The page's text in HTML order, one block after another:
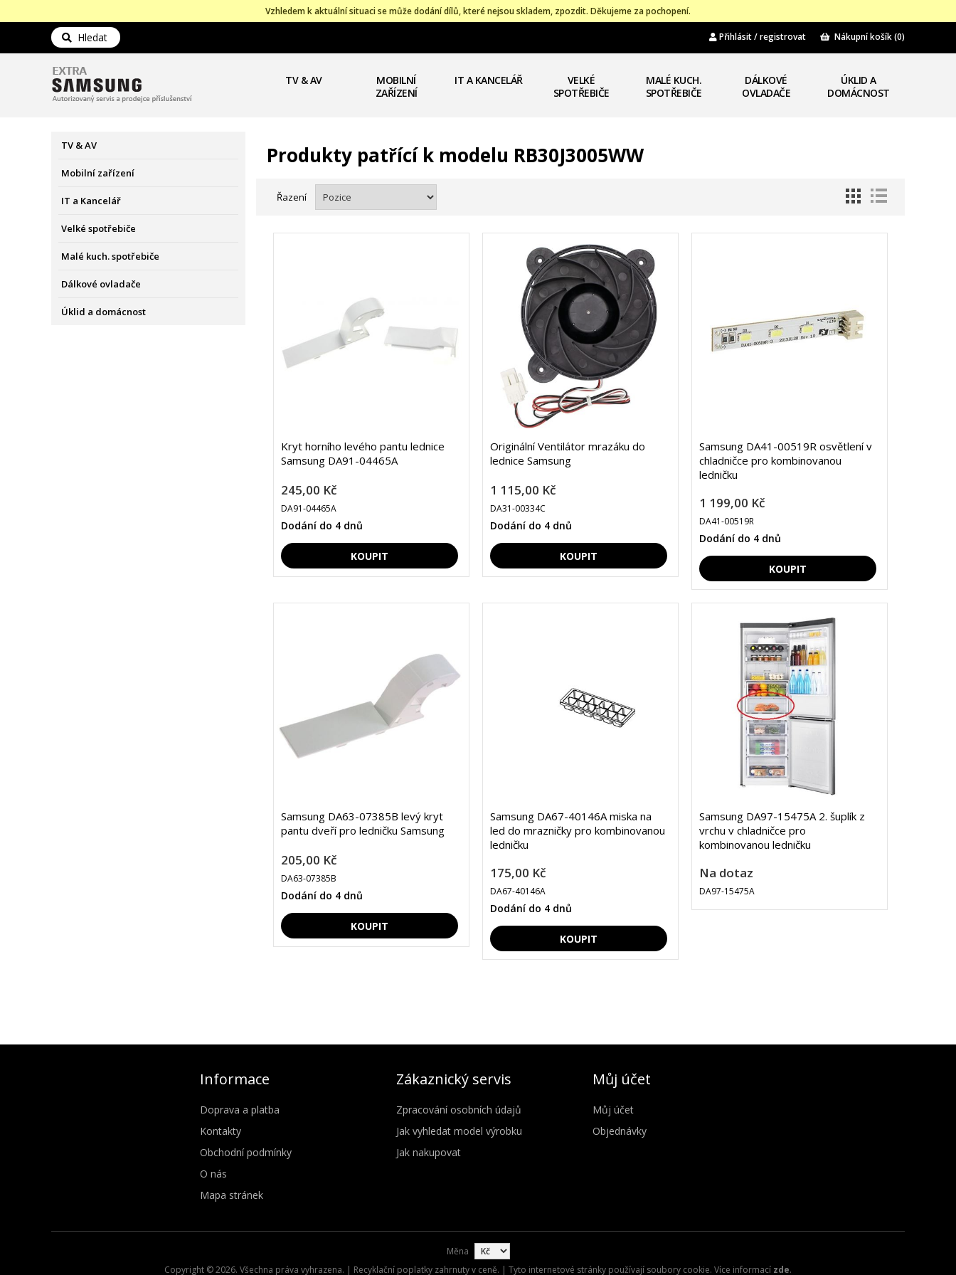
Vzhledem k aktuální situaci se může dodání dílů, které nejsou skladem, zpozdit. Děkujeme za pochopení.
Hledat Přihlásit / registrovat Nákupní košík(0)
TV & AV
MOBILNÍ
ZAŘÍZENÍ
IT A KANCELÁŘ
VELKÉ
SPOTŘEBIČE
MALÉ KUCH.
SPOTŘEBIČE
DÁLKOVÉ
OVLADAČE
ÚKLID A
DOMÁCNOST
TV & AV
Mobilní zařízení
IT a Kancelář
Velké spotřebiče
Malé kuch. spotřebiče
Dálkové ovladače
Úklid a domácnost
Produkty patřící k modelu RB30J3005WW
Řazení
Kryt horního levého pantu lednice
Samsung DA91-04465A
245,00 Kč
DA91-04465A
Dodání do 4 dnů
Originální Ventilátor mrazáku do
lednice Samsung
1 115,00 Kč
DA31-00334C
Dodání do 4 dnů
Samsung DA41-00519R osvětlení v
chladničce pro kombinovanou
ledničku
1 199,00 Kč
DA41-00519R
Dodání do 4 dnů
Samsung DA63-07385B levý kryt
pantu dveří pro ledničku Samsung
205,00 Kč
DA63-07385B
Dodání do 4 dnů
Samsung DA67-40146A miska na
led do mrazničky pro kombinovanou
ledničku
175,00 Kč
DA67-40146A
Dodání do 4 dnů
Samsung DA97-15475A 2. šuplík z
vrchu v chladničce pro
kombinovanou ledničku
Na dotaz
DA97-15475A
Informace
Doprava a platba
Kontakty
Obchodní podmínky
O nás
Mapa stránek
Zákaznický servis
Zpracování osobních údajů
Jak vyhledat model výrobku
Jak nakupovat
Můj účet
Můj účet
Objednávky
Měna
Copyright © 2026. Všechna práva vyhrazena. | Recyklační poplatky zahrnuty v ceně. | Tyto internetové stránky používají soubory cookie. Více informací zde.